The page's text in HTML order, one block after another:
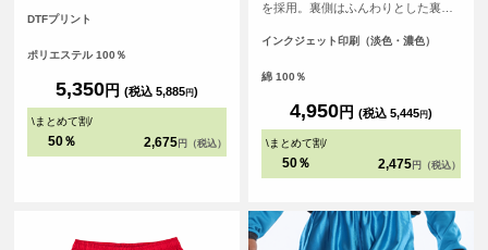
ニスボールなども収まる深めのビッ
ストゴム調整可能な紐付きです。
いもございます。
DTFプリント
ポリエステル 100％
5,350円 (税込 5,885円)
\まとめて割/
50％ 2,675 円（税込）
を採用。裏側はふんわりとした裏パ
着用いただける素材です。ウエスト
型に合わせて快適なフィット感を得
おり、足元をすっきりと見せるとと
もに、動きやすさも考慮されていま
す。また、脇縫いがあることで、洗
愛用できる丈夫な作りとなっていま
インクジェット印刷（淡色・濃色）
綿 100％
4,950円 (税込 5,445円)
\まとめて割/
50％ 2,475 円（税込）